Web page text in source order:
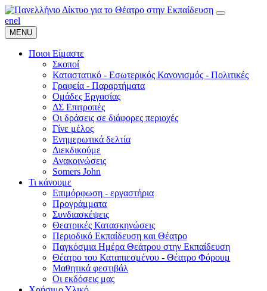
enel
MENU
Ποιοι Είμαστε
Σκοποί
Καταστατικό - Εσωτερικός Κανονισμός - Πολιτικές
Γραφεία - Παραρτήματα
Ομάδες Εργασίας
ΔΣ Επιτροπές
Οι δράσεις σε διάφορες περιοχές
Γίνε μέλος
Ενημερωτικά δελτία
Διεκδικούμε
Ανακοινώσεις
Somers John
Τι κάνουμε
Επιμόρφωση - εργαστήρια
Προγράμματα
Συνδιασκέψεις
Θεατρικές Κατασκηνώσεις
Περιοδικό Εκπαίδευση και Θέατρο
Παγκόσμια Ημέρα Θεάτρου στην Εκπαίδευση
Θέατρο του Καταπιεσμένου - Θέατρο Φόρουμ
Μαθητικά φεστιβάλ
Οι εκδόσεις μας